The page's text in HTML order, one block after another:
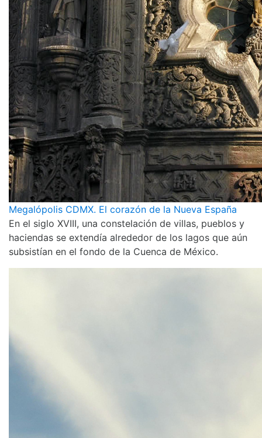
Megalópolis CDMX. El corazón de la Nueva España
En el siglo XVIII, una constelación de villas, pueblos y
haciendas se extendía alrededor de los lagos que aún
subsistían en el fondo de la Cuenca de México.